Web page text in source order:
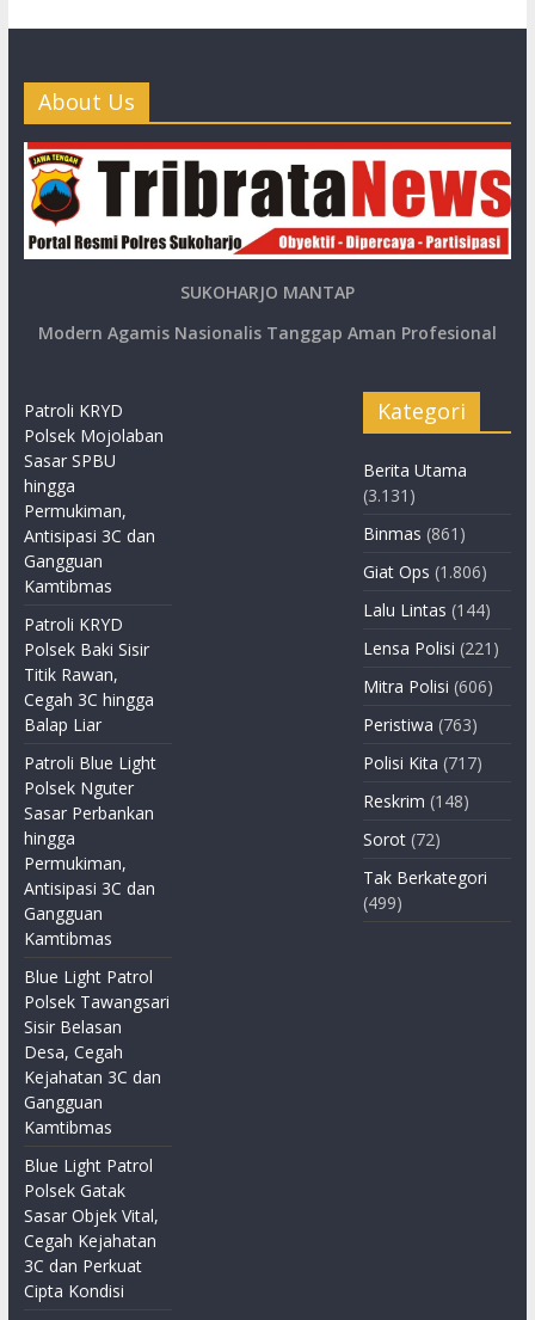
About Us
SUKOHARJO MANTAP
Modern Agamis Nasionalis Tanggap Aman Profesional
Patroli KRYD
Polsek Mojolaban
Sasar SPBU
hingga
Permukiman,
Antisipasi 3C dan
Gangguan
Kamtibmas
Patroli KRYD
Polsek Baki Sisir
Titik Rawan,
Cegah 3C hingga
Balap Liar
Patroli Blue Light
Polsek Nguter
Sasar Perbankan
hingga
Permukiman,
Antisipasi 3C dan
Gangguan
Kamtibmas
Blue Light Patrol
Polsek Tawangsari
Sisir Belasan
Desa, Cegah
Kejahatan 3C dan
Gangguan
Kamtibmas
Blue Light Patrol
Polsek Gatak
Sasar Objek Vital,
Cegah Kejahatan
3C dan Perkuat
Cipta Kondisi
Kategori
Berita Utama
(3.131)
Binmas (861)
Giat Ops (1.806)
Lalu Lintas (144)
Lensa Polisi (221)
Mitra Polisi (606)
Peristiwa (763)
Polisi Kita (717)
Reskrim (148)
Sorot (72)
Tak Berkategori
(499)